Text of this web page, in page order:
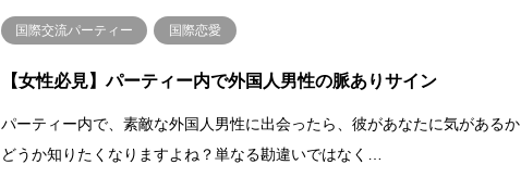
国際交流パーティー 国際恋愛
【女性必見】パーティー内で外国人男性の脈ありサイン
パーティー内で、素敵な外国人男性に出会ったら、彼があなたに気があるか
どうか知りたくなりますよね？単なる勘違いではなく…